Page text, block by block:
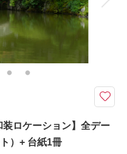
ンタル ペットと撮影
の
,グローブ,ブーケ&ブートニア,
タッフ
主役にする一枚
シンプルな背景で撮影する洋装ス
枚に仕上がります。
ロケーション】全デー
）+ 台紙1冊